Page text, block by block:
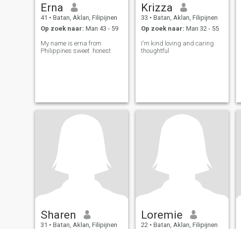
Erna
41 • Batan, Aklan, Filipijnen
Op zoek naar: Man 43 - 59
My name is erna from
Philippines sweet .honest
Krizza
33 • Batan, Aklan, Filipijnen
Op zoek naar: Man 32 - 55
I'm kind loving and caring
thoughtful
Sharen
31 • Batan, Aklan, Filipijnen
Loremie
22 • Batan, Aklan, Filipijnen